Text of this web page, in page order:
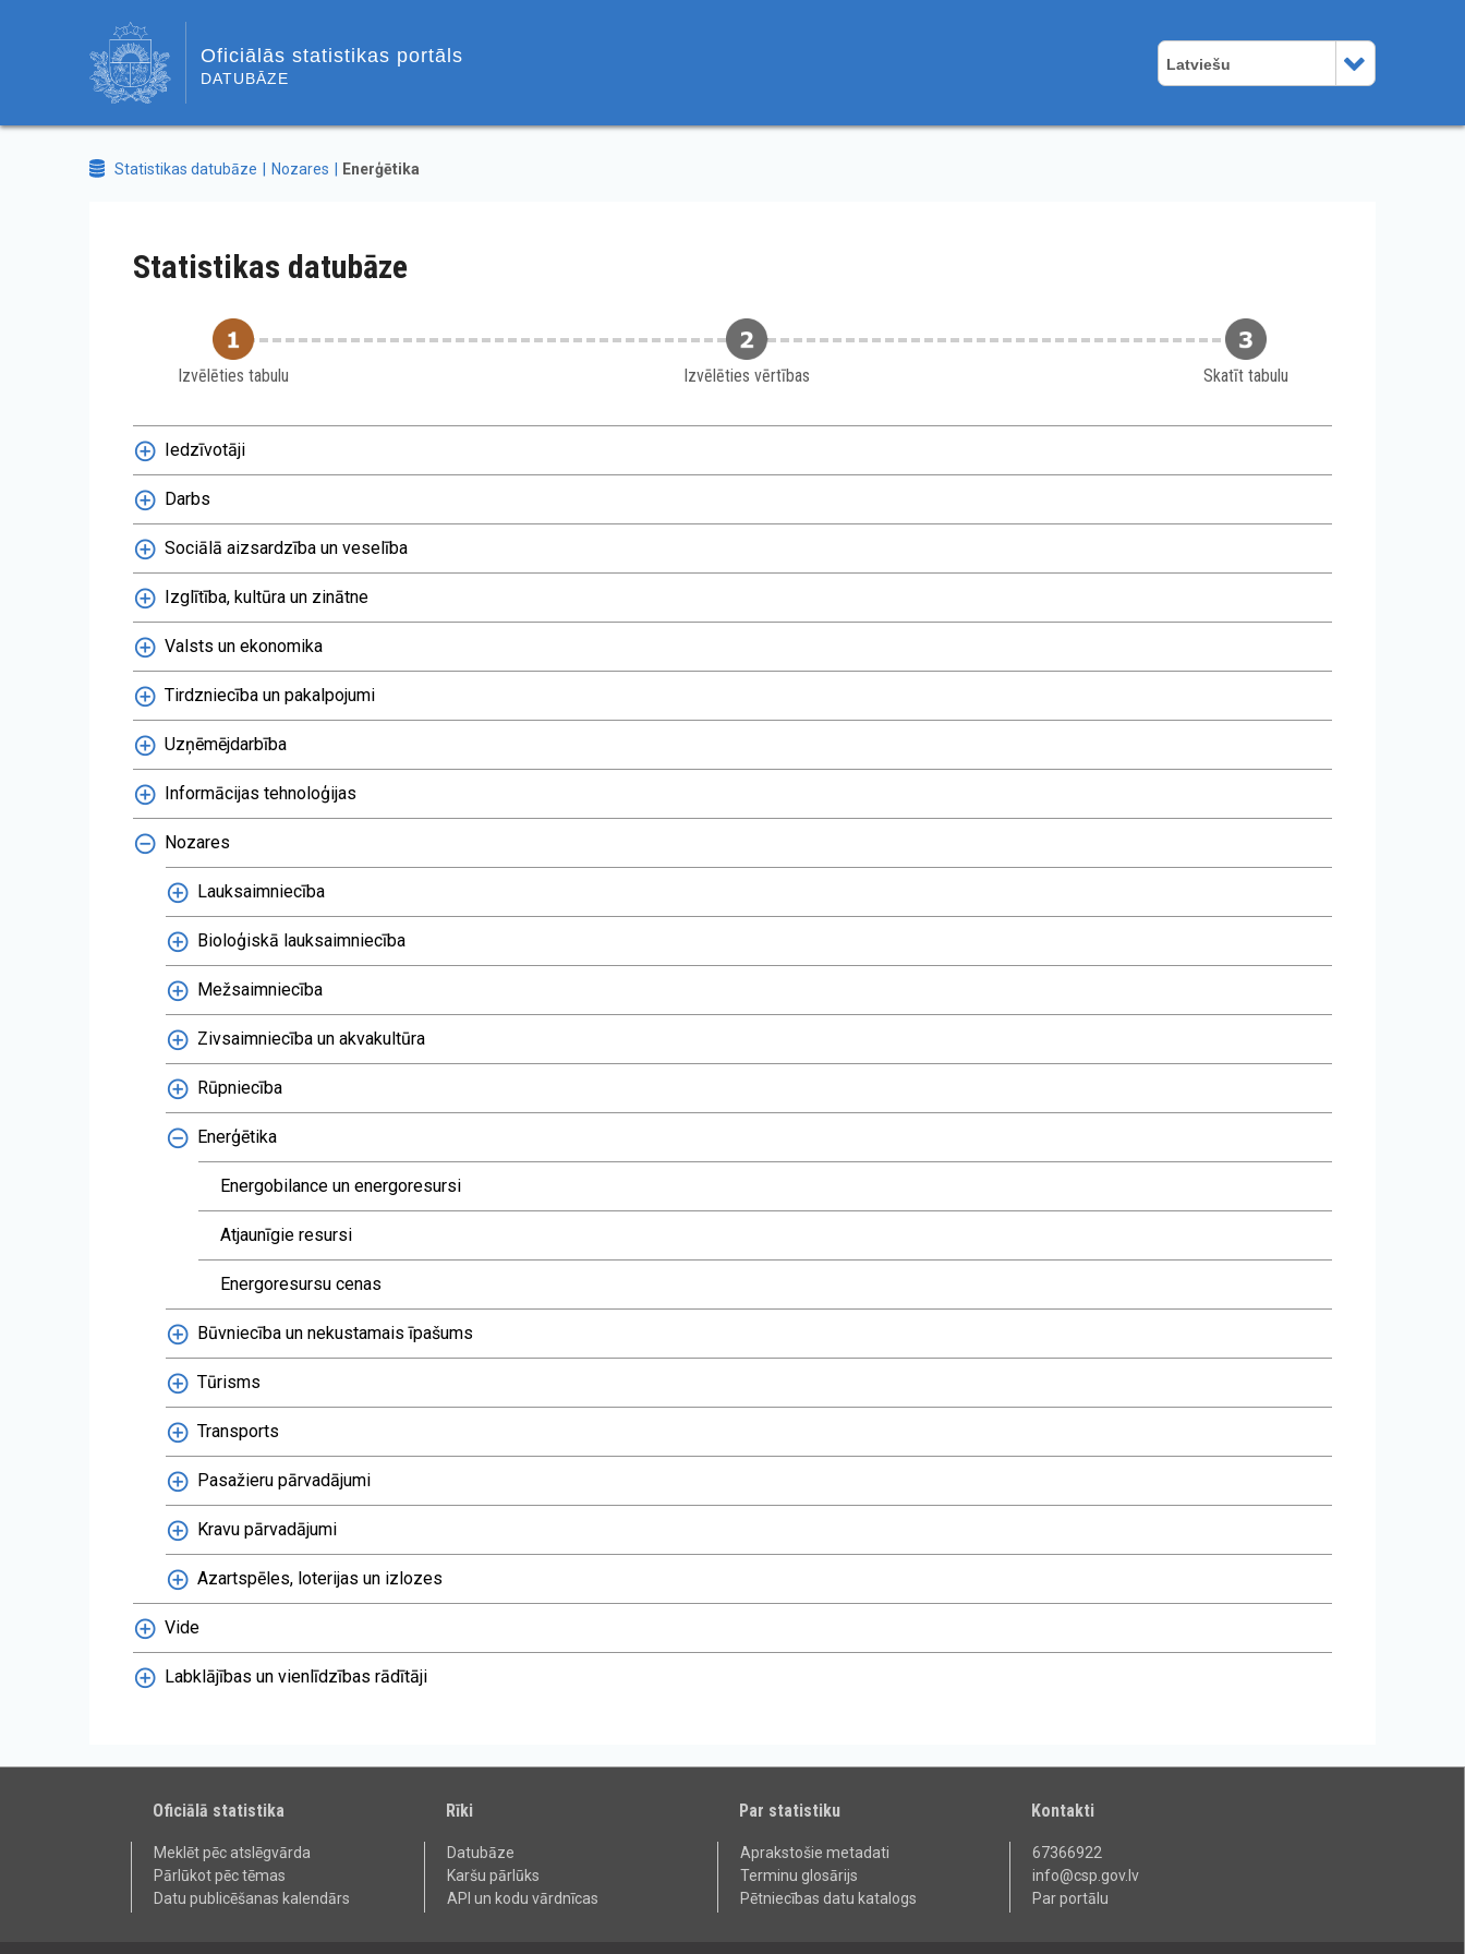
Oficiālās statistikas portāls
DATUBĀZE
Latviešu
Statistikas datubāze Nozares Enerģētika
Statistikas datubāze
Izvēlēties tabulu Izvēlēties vērtības Skatīt tabulu
Iedzīvotāji
Darbs
Sociālā aizsardzība un veselība
Izglītība, kultūra un zinātne
Valsts un ekonomika
Tirdzniecība un pakalpojumi
Uzņēmējdarbība
Informācijas tehnoloģijas
Nozares
Lauksaimniecība
Bioloģiskā lauksaimniecība
Mežsaimniecība
Zivsaimniecība un akvakultūra
Rūpniecība
Enerģētika
Energobilance un energoresursi
Atjaunīgie resursi
Energoresursu cenas
Būvniecība un nekustamais īpašums
Tūrisms
Transports
Pasažieru pārvadājumi
Kravu pārvadājumi
Azartspēles, loterijas un izlozes
Vide
Labklājības un vienlīdzības rādītāji
Oficiālā statistika
Meklēt pēc atslēgvārda
Pārlūkot pēc tēmas
Datu publicēšanas kalendārs
Rīki
Datubāze
Karšu pārlūks
API un kodu vārdnīcas
Par statistiku
Aprakstošie metadati
Terminu glosārijs
Pētniecības datu katalogs
Kontakti
67366922
info@csp.gov.lv
Par portālu